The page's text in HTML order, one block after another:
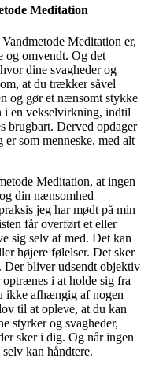
Meditation
Meditation er,
og omvendt. Og det
dine svagheder og
at du trækker såvel
og gør et nænsomt stykke
i en vekselvirkning, indtil
brugbart. Derved opdager
som menneske, med alt
Meditation, at ingen
din nænsomhed
jeg har mødt på min
får overført et eller
sig selv af med. Det kan
højere følelser. Det sker
Der bliver udsendt objektiv
i at holde sig fra
ikke afhængig af nogen
til at opleve, at du kan
styrker og svagheder,
sker i dig. Og når ingen
kan håndtere.